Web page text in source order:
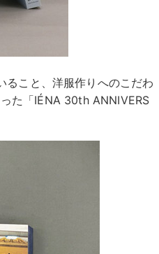
ること、洋服作りへのこだわ
た「IÉNA 30th ANNIVERS